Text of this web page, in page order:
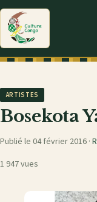
ARTISTES
Bosekota
Publié le 04 février 2016 ·
1 947 vues